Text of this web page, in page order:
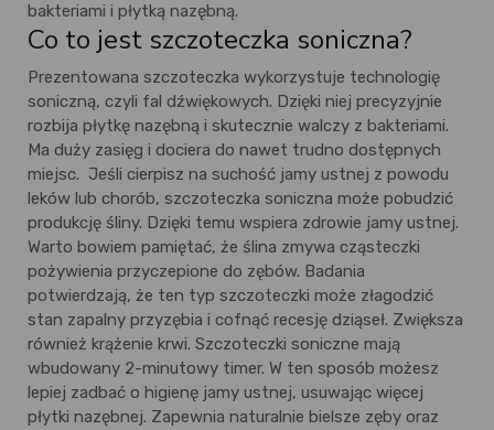
bakteriami i płytką nazębną.
Co to jest szczoteczka soniczna?
Prezentowana szczoteczka wykorzystuje technologię
soniczną, czyli fal dźwiękowych. Dzięki niej precyzyjnie
rozbija płytkę nazębną i skutecznie walczy z bakteriami.
Ma duży zasięg i dociera do nawet trudno dostępnych
miejsc. Jeśli cierpisz na suchość jamy ustnej z powodu
leków lub chorób, szczoteczka soniczna może pobudzić
produkcję śliny. Dzięki temu wspiera zdrowie jamy ustnej.
Warto bowiem pamiętać, że ślina zmywa cząsteczki
pożywienia przyczepione do zębów. Badania
potwierdzają, że ten typ szczoteczki może złagodzić
stan zapalny przyzębia i cofnąć recesję dziąseł. Zwiększa
również krążenie krwi. Szczoteczki soniczne mają
wbudowany 2-minutowy timer. W ten sposób możesz
lepiej zadbać o higienę jamy ustnej, usuwając więcej
płytki nazębnej. Zapewnia naturalnie bielsze zęby oraz